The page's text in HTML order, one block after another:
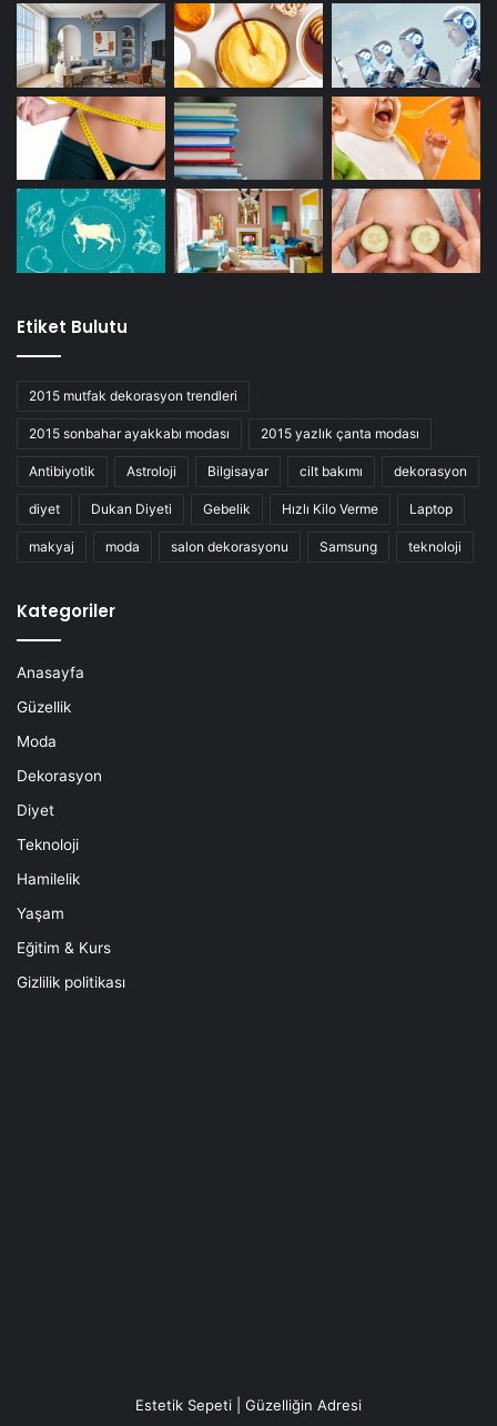
Etiket Bulutu
2015 mutfak dekorasyon trendleri
2015 sonbahar ayakkabı modası 2015 yazlık çanta modası
Antibiyotik Astroloji Bilgisayar cilt bakımı dekorasyon
diyet Dukan Diyeti Gebelik Hızlı Kilo Verme Laptop
makyaj moda salon dekorasyonu Samsung teknoloji
Kategoriler
Anasayfa
Güzellik
Moda
Dekorasyon
Diyet
Teknoloji
Hamilelik
Yaşam
Eğitim & Kurs
Gizlilik politikası
Estetik Sepeti | Güzelliğin Adresi